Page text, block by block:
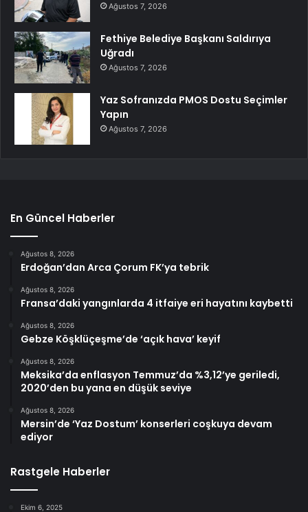
Ağustos 7, 2026
Fethiye Belediye Başkanı Saldırıya
Uğradı
Ağustos 7, 2026
Yaz Sofranızda PMOS Dostu Seçimler
Yapın
Ağustos 7, 2026
En Güncel Haberler
Ağustos 8, 2026
Erdoğan’dan Arca Çorum FK’ya tebrik
Ağustos 8, 2026
Fransa’daki yangınlarda 4 itfaiye eri hayatını kaybetti
Ağustos 8, 2026
Gebze Köşklüçeşme’de ‘açık hava’ keyif
Ağustos 8, 2026
Meksika’da enflasyon Temmuz’da %3,12’ye geriledi,
2020’den bu yana en düşük seviye
Ağustos 8, 2026
Mersin’de ‘Yaz Dostum’ konserleri coşkuya devam
ediyor
Rastgele Haberler
Ekim 6, 2025